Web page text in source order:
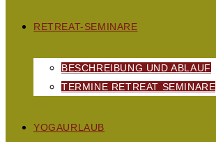
RETREAT-SEMINARE
BESCHREIBUNG UND ABLAUF
TERMINE RETREAT SEMINARE
YOGAURLAUB